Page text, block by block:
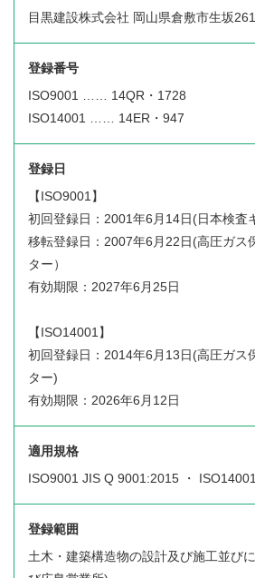
目黒建設株式会社 岡山県倉敷市生坂
登録番号
ISO9001 …… 14QR・1728
ISO14001 …… 14ER・947
登録日
【ISO9001】
初回登録日：2001年6月14日(日本検査
移転登録日：2007年6月22日(高圧ガス
ター）
有効期限：2027年6月25日
【ISO14001】
初回登録日：2014年6月13日(高圧ガス
ター)
有効期限：2026年6月12日
適用規格
ISO9001 JIS Q 9001:2015 ・
登録範囲
土木・建築構造物の設計及び施工並び